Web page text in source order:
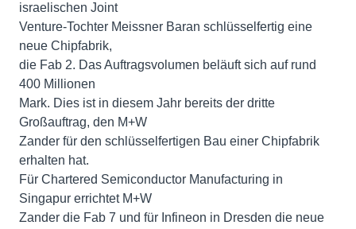
israelischen Joint
Venture-Tochter Meissner Baran schlüsselfertig eine
neue Chipfabrik,
die Fab 2. Das Auftragsvolumen beläuft sich auf rund
400 Millionen
Mark. Dies ist in diesem Jahr bereits der dritte
Großauftrag, den M+W
Zander für den schlüsselfertigen Bau einer Chipfabrik
erhalten hat.
Für Chartered Semiconductor Manufacturing in
Singapur errichtet M+W
Zander die Fab 7 und für Infineon in Dresden die neue